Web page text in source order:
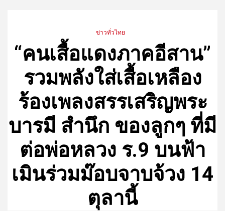
ข่าวทั่วไทย
“คนเสื้อแดงภาคอีสาน”
รวมพลังใส่เสื้อเหลือง
ร้องเพลงสรรเสริญพระ
บารมี สำนึก ของลูกๆ ที่มี
ต่อพ่อหลวง ร.9 บนฟ้า
เมินร่วมม๊อบจาบจ้วง 14
ตุลานี้